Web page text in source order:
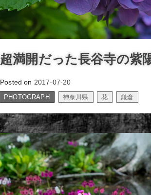
超満開だった長谷寺の紫
Posted on 2017-07-20
PHOTOGRAPH 神奈川県 花 鎌倉